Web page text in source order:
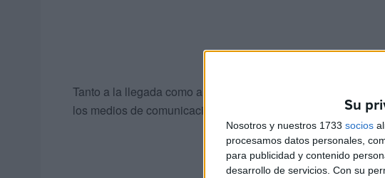
Su
Nosotros y nuestros 1733 socios
procesamos datos personales,
para publicidad y contenido
desarrollo de servicios. Con su
Tanto a la llegada como a la salida del Palacio de la Justicia,
los medios de comunicación y únicamente ha dicho que todo